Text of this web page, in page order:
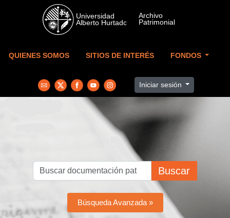
Skip to main content
QUIENES SOMOS SITIOS DE INTERÉS FONDOS
Iniciar sesión
Buscar
Búsqueda Avanzada »